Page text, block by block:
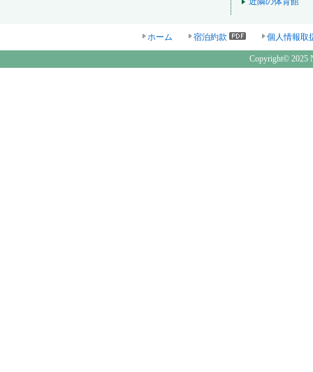
ホーム 宿泊約款 個人情報取
Copyright© 2025